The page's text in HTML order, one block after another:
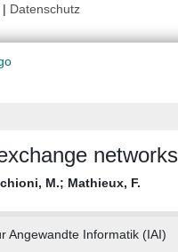
| Datenschutz
networks
M.; Mathieux, F.
Angewandte Informatik (IAI)